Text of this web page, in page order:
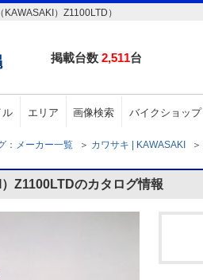
）Z1100LTD）
掲載台数 2,511台
ル エリア 画像検索 バイクショップ
：メーカー一覧 ＞ カワサキ | KAWASAKI ＞
Z1100LTDのカタログ情報